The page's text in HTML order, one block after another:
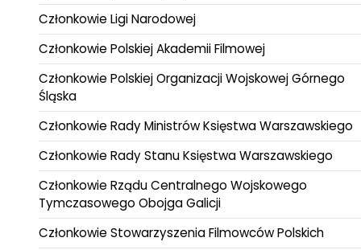
Członkowie Ligi Narodowej
Członkowie Polskiej Akademii Filmowej
Członkowie Polskiej Organizacji Wojskowej Górnego
Śląska
Członkowie Rady Ministrów Księstwa Warszawskiego
Członkowie Rady Stanu Księstwa Warszawskiego
Członkowie Rządu Centralnego Wojskowego
Tymczasowego Obojga Galicji
Członkowie Stowarzyszenia Filmowców Polskich